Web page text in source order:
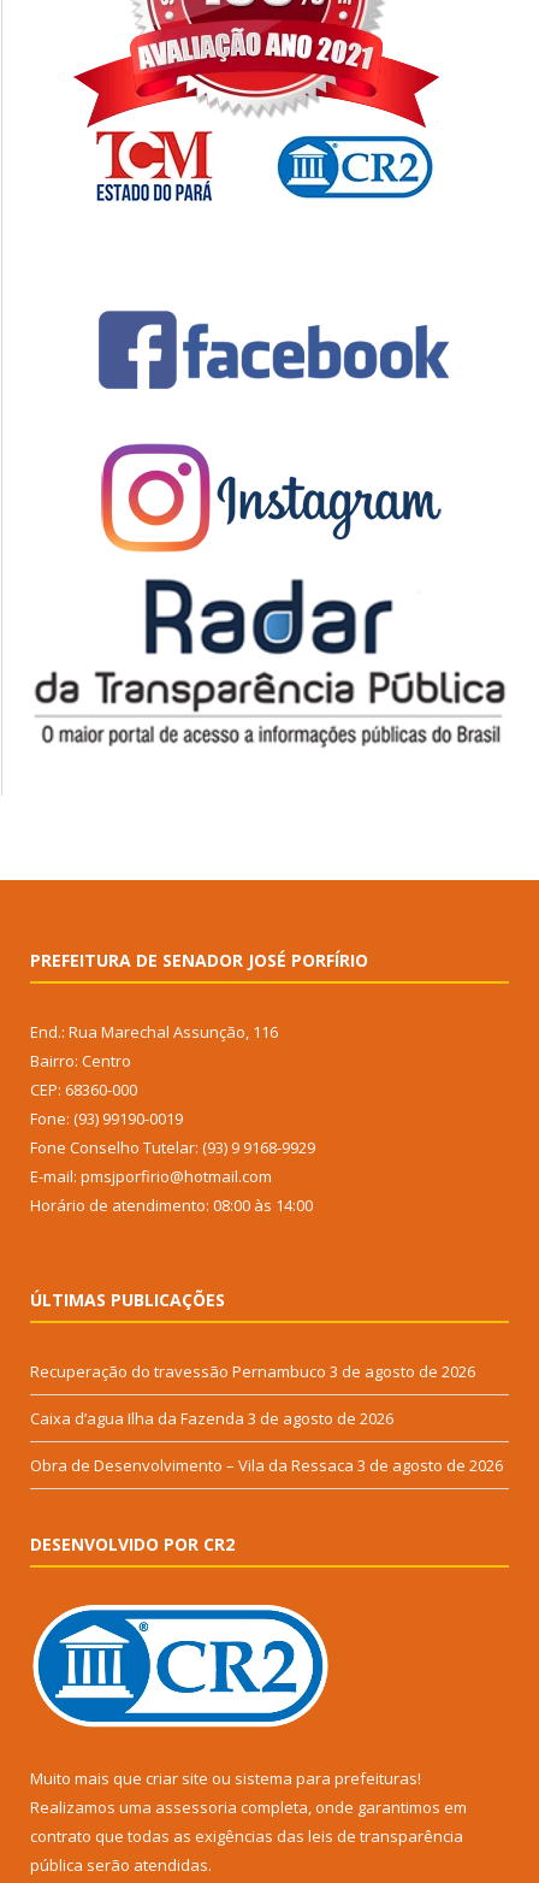
PREFEITURA DE SENADOR JOSÉ PORFÍRIO
End.: Rua Marechal Assunção, 116
Bairro: Centro
CEP: 68360-000
Fone: (93) 99190-0019
Fone Conselho Tutelar: (93) 9 9168-9929
E-mail: pmsjporfirio@hotmail.com
Horário de atendimento: 08:00 às 14:00
ÚLTIMAS PUBLICAÇÕES
Recuperação do travessão Pernambuco 3 de agosto de 2026
Caixa d’agua Ilha da Fazenda 3 de agosto de 2026
Obra de Desenvolvimento – Vila da Ressaca 3 de agosto de 2026
DESENVOLVIDO POR CR2
Muito mais que criar site ou sistema para prefeituras!
Realizamos uma assessoria completa, onde garantimos em
contrato que todas as exigências das leis de transparência
pública serão atendidas.